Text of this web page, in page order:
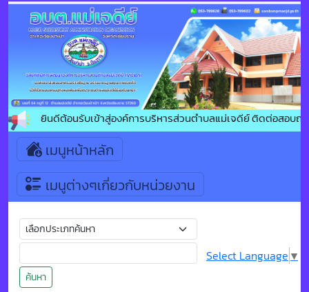
ยินดีต้อนรับเข้าสู่องค์การบริหารส่วนตำบลแม่เจดีย์ ติดต่อสอบถา
เมนูหน้าหลัก
เมนูต่างๆเกี่ยวกับหน่วยงาน
ค้นหา
Select Language ▼